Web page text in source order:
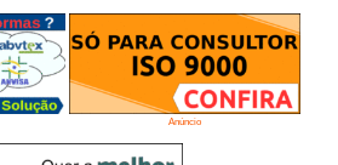
Anúncio